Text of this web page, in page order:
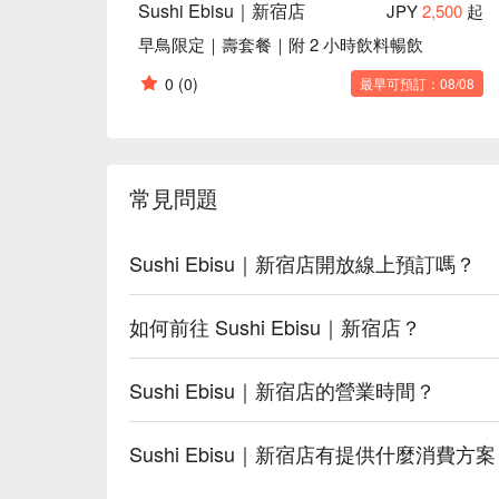
Sushi Ebisu｜新宿店 JPY2,500 起
早鳥限定｜壽套餐｜附 2 小時飲料暢飲
0 (0) 最早可預訂：08/08
常見問題
Sushi Ebisu｜新宿店開放線上預訂嗎？
如何前往 Sushi Ebisu｜新宿店？
Sushi Ebisu｜新宿店的營業時間？
Sushi Ebisu｜新宿店有提供什麼消費方